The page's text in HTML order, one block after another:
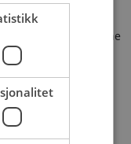
occurred (see the